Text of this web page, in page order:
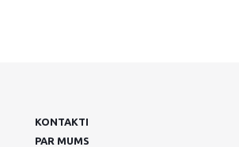
KONTAKTI
PAR MUMS